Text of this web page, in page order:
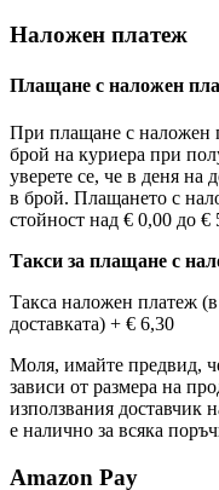
Наложен платеж
Плащане с наложен
При плащане с наложен
брой на куриера при
уверете се, че в деня на
в брой. Плащането с
стойност над € 0,00 до €
Такси за плащане с
Такса наложен платеж
доставката) + € 6,30
Моля, имайте предвид,
зависи от размера на
използвания доставчик
е налично за всяка
Amazon Pay